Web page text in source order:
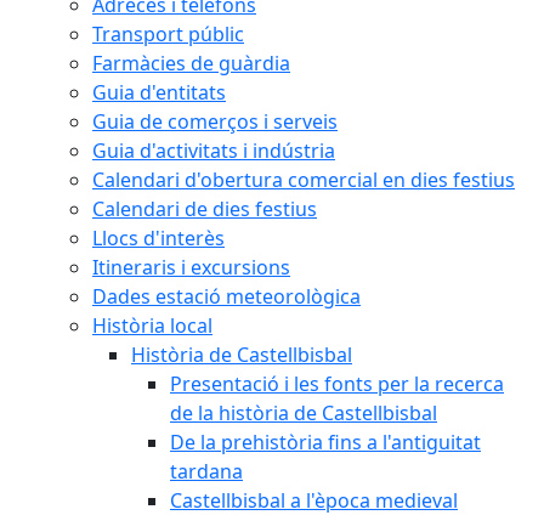
Transport públic
Farmàcies de guàrdia
Guia d'entitats
Guia de comerços i serveis
Guia d'activitats i indústria
Calendari d'obertura comercial en dies festius
Calendari de dies festius
Llocs d'interès
Itineraris i excursions
Dades estació meteorològica
Història local
Història de Castellbisbal
Presentació i les fonts per la recerca
de la història de Castellbisbal
De la prehistòria fins a l'antiguitat
tardana
Castellbisbal a l'època medieval